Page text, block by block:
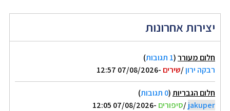
יצירות אחרונות
חלום מעורר(1 תגובות
)
רבקה ירון/שירים -07/08/2026 12:57
חלום הגבריות(0 תגובות
)
jakuper
/סיפורים -07/08/2026 12:05